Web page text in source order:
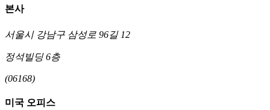
본사
서울시 강남구 삼성로 96길 12
정석빌딩 6층
(06168)
미국 오피스